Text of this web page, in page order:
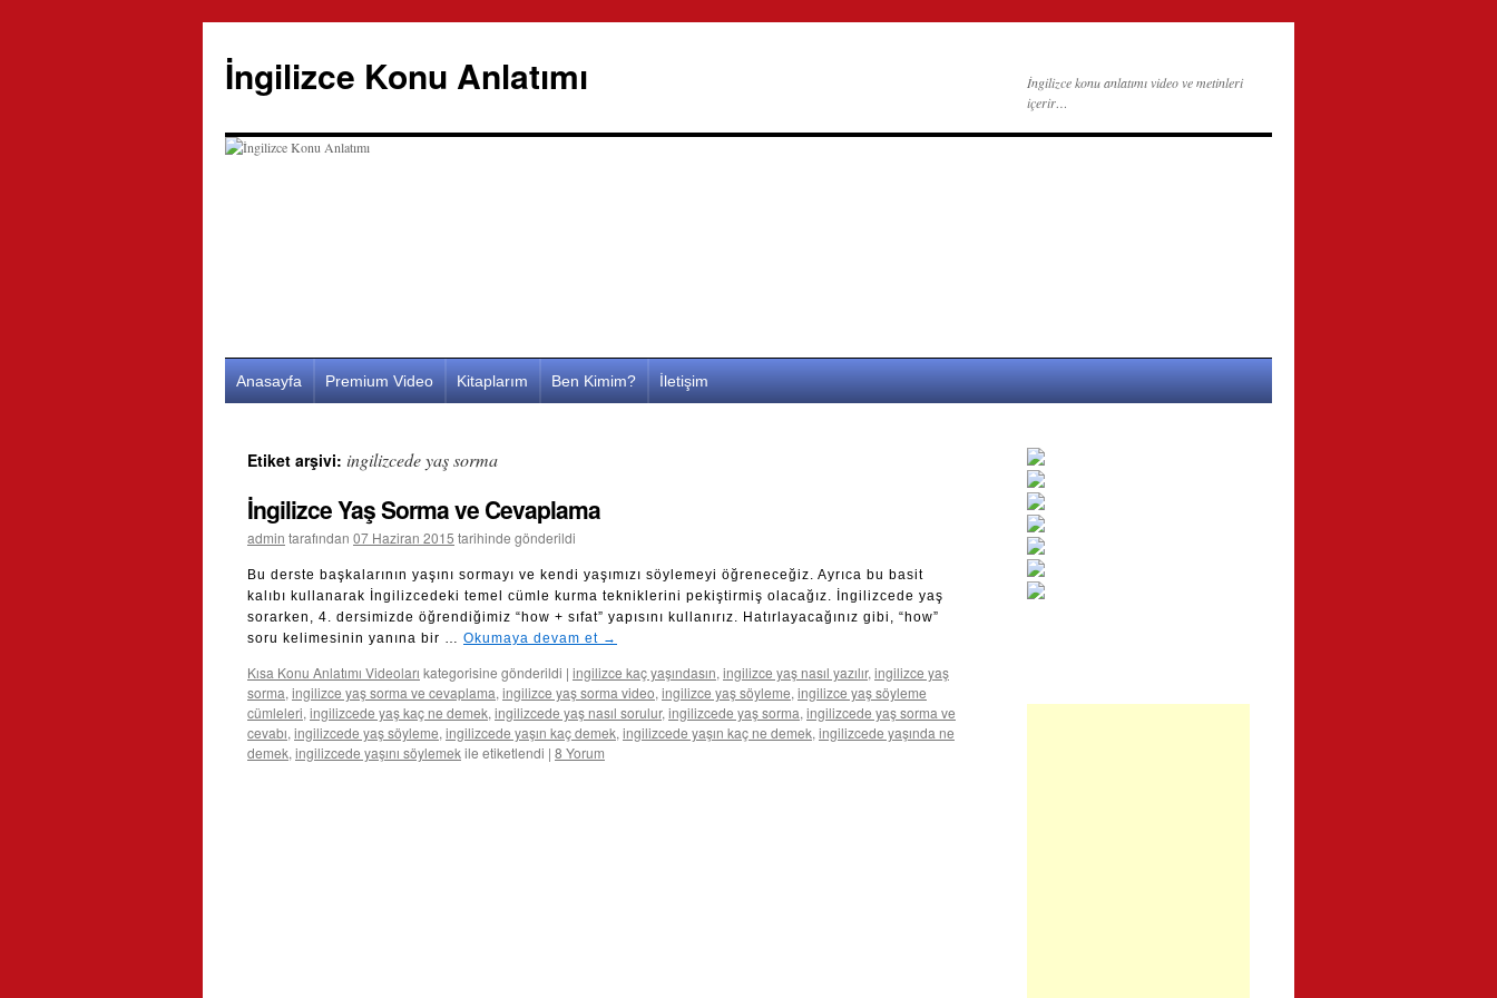
İngilizce Konu Anlatımı
İngilizce konu anlatımı video ve metinleri
içerir…
İçeriğe
Anasayfa Premium Video Kitaplarım Ben Kimim? İletişim
Etiket arşivi: ingilizcede yaş sorma
İngilizce Yaş Sorma ve Cevaplama
admin tarafından 07 Haziran 2015 tarihinde gönderildi
Bu derste başkalarının yaşını sormayı ve kendi yaşımızı söylemeyi öğreneceğiz. Ayrıca bu basit
kalıbı kullanarak İngilizcedeki temel cümle kurma tekniklerini pekiştirmiş olacağız. İngilizcede yaş
sorarken, 4. dersimizde öğrendiğimiz “how + sıfat” yapısını kullanırız. Hatırlayacağınız gibi, “how”
soru kelimesinin yanına bir … Okumaya devam et →
Kısa Konu Anlatımı Videoları kategorisine gönderildi | ingilizce kaç yaşındasın, ingilizce yaş nasıl yazılır, ingilizce yaş
sorma, ingilizce yaş sorma ve cevaplama, ingilizce yaş sorma video, ingilizce yaş söyleme, ingilizce yaş söyleme
cümleleri, ingilizcede yaş kaç ne demek, ingilizcede yaş nasıl sorulur, ingilizcede yaş sorma, ingilizcede yaş sorma ve
cevabı, ingilizcede yaş söyleme, ingilizcede yaşın kaç demek, ingilizcede yaşın kaç ne demek, ingilizcede yaşında ne
demek, ingilizcede yaşını söylemekile etiketlendi | 8 Yorum